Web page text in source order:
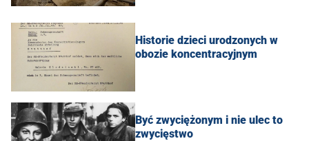
Historie dzieci urodzonych w
obozie koncentracyjnym
Być zwyciężonym i nie ulec to
zwycięstwo